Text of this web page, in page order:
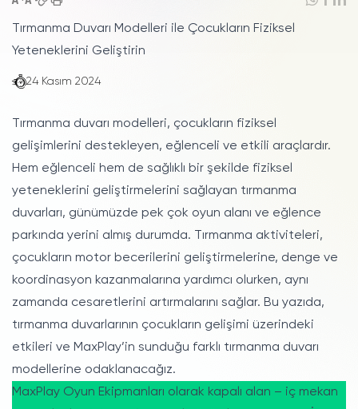
Tırmanma Duvarı Modelleri ile Çocukların Fiziksel
Yeteneklerini Geliştirin
24 Kasım 2024
Tırmanma duvarı modelleri, çocukların fiziksel
gelişimlerini destekleyen, eğlenceli ve etkili araçlardır.
Hem eğlenceli hem de sağlıklı bir şekilde fiziksel
yeteneklerini geliştirmelerini sağlayan tırmanma
duvarları, günümüzde pek çok oyun alanı ve eğlence
parkında yerini almış durumda. Tırmanma aktiviteleri,
çocukların motor becerilerini geliştirmelerine, denge ve
koordinasyon kazanmalarına yardımcı olurken, aynı
zamanda cesaretlerini artırmalarını sağlar. Bu yazıda,
tırmanma duvarlarının çocukların gelişimi üzerindeki
etkileri ve MaxPlay’in sunduğu farklı tırmanma duvarı
modellerine odaklanacağız.
MaxPlay Oyun Ekipmanları olarak kapalı alan – iç mekan